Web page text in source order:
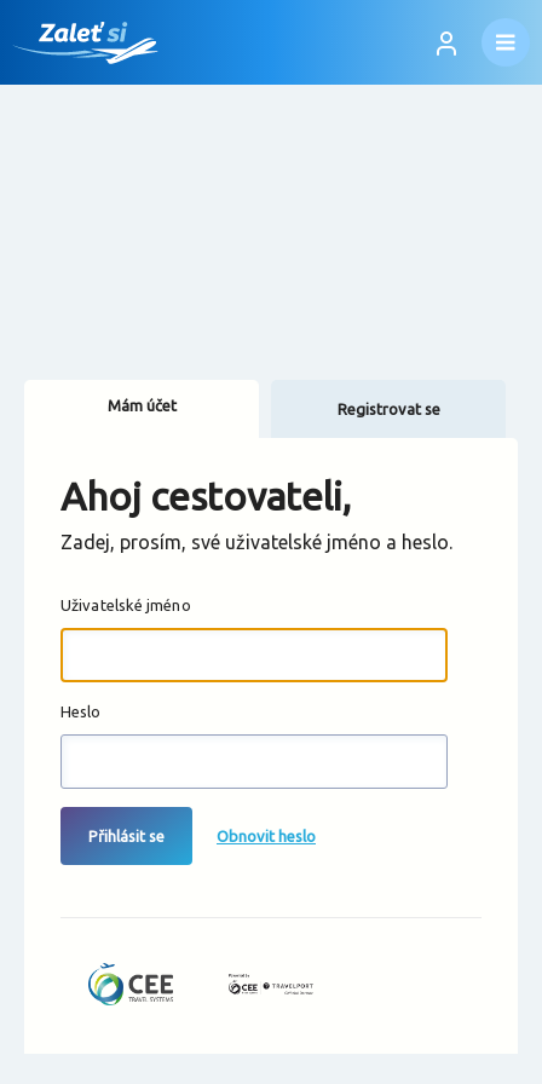
Změnit měnu
Mám účet Registrovat se
Ahoj cestovateli,
Zadej, prosím, své uživatelské jméno a heslo.
Uživatelské jméno
Heslo
Přihlásit se Obnovit heslo